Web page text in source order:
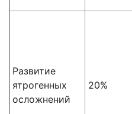
Развитие
ятрогенных
осложнений
20%